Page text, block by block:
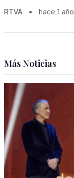
RTVA • hace 1 año
Más Noticias